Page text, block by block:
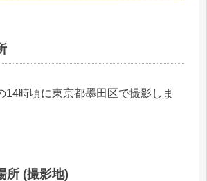
14時頃に東京都墨田区で撮影しま
所 (撮影地)